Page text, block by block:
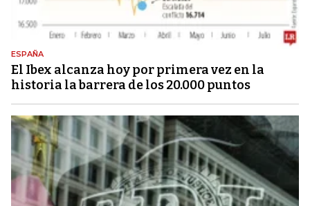
ESPAÑA
El Ibex alcanza hoy por primera vez en la
historia la barrera de los 20.000 puntos